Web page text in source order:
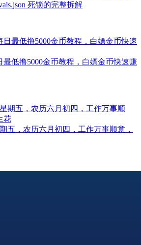
死锁的完整拆解
最低撸5000金币教程，白嫖金币快速赚
五，农历六月初四，工作万事顺意，